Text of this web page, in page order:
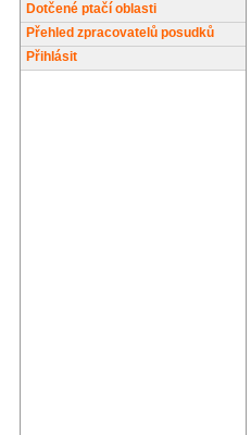
Dotčené ptačí oblasti
Přehled zpracovatelů posudků
Přihlásit